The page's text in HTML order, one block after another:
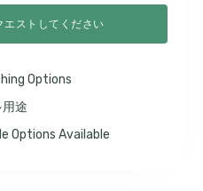
エストしてください
Options
途
Options Available